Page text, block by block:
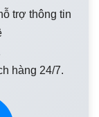
trợ thông tin
hàng 24/7.